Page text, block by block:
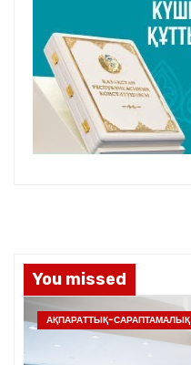
You missed
АҚПАРАТТЫҚ-САРАПТАМАЛЫҚ